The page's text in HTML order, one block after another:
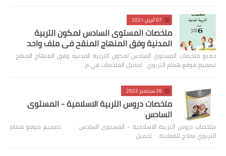
07 أبريل 2021
ملخصات المستوى السادس لمكون التربية
المدنية وفق المنهاج المنقح في ملف واحد
جميع ملخصات المستوى السادس لمكون التربية المدنية وفق المنهاج المنقح
تصميم موقع همام التربوي تحميل الملخصات في م…
26 سبتمبر 2022
ملخصات دروس التربية الاسلامية - المستوى
السادس
ملخصات دروس التربية الاسلامية - المستوى السادس تصميم موقع همام
التربوي نماذج للمعاينة تحميل